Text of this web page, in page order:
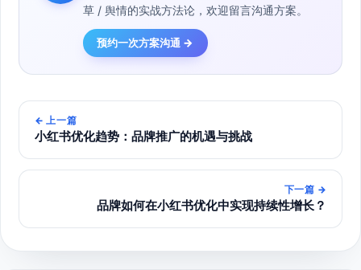
草 / 舆情的实战方法论，欢迎留言沟通方案。
预约一次方案沟通 →
← 上一篇
小红书优化趋势：品牌推广的机遇与挑战
下一篇 →
品牌如何在小红书优化中实现持续性增长？